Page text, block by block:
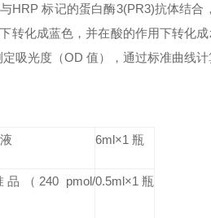
HRP 标记的蛋白酶3(PR3)抗体结
转化成蓝色，并在酸的作用下转化
吸光度（OD 值），通过标准曲线计
6ml×1 瓶
品
（240 pmol/0.5ml×1 瓶